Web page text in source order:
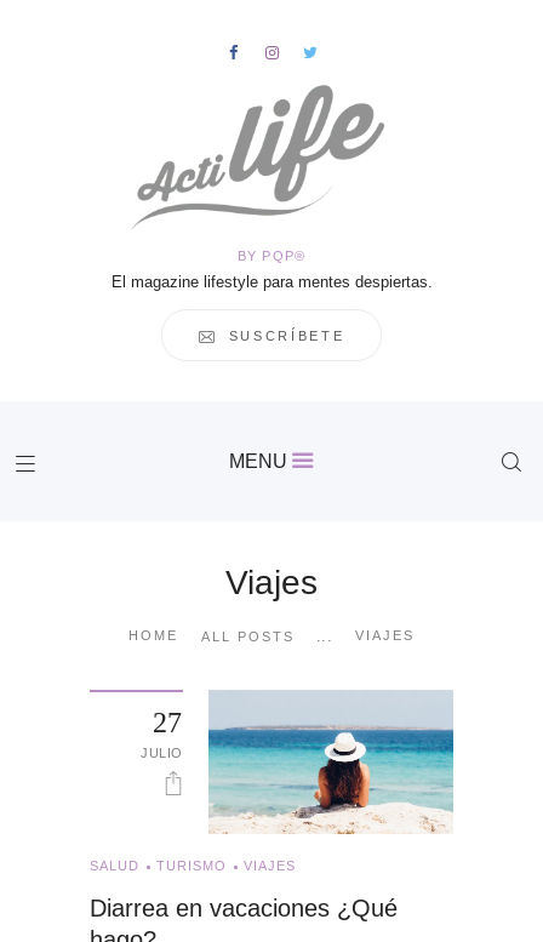
BY PQP®
El magazine lifestyle para mentes despiertas.
SUSCRÍBETE
MENU
Viajes
HOME ALL POSTS ... VIAJES
HOME
Salud
27
JULIO
SALUD TURISMO VIAJES
Diarrea en vacaciones ¿Qué